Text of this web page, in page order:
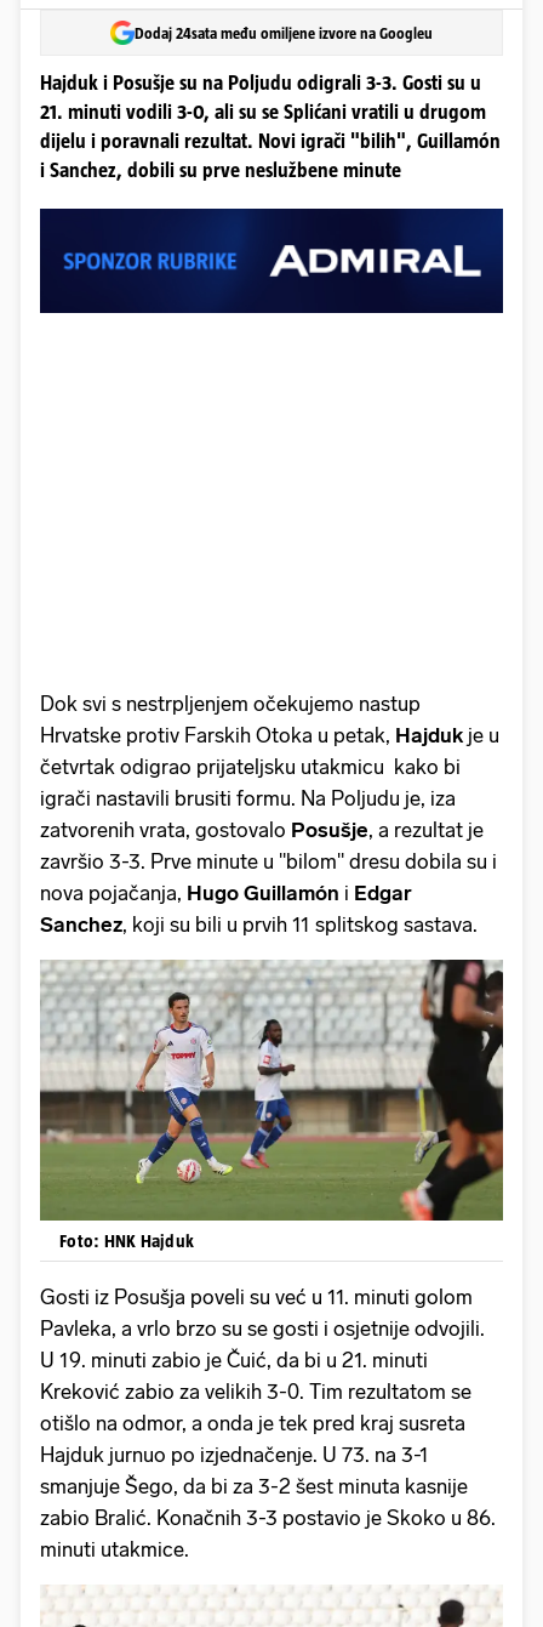
Dodaj 24sata među omiljene izvore na Googleu
Hajduk i Posušje su na Poljudu odigrali 3-3. Gosti su u
21. minuti vodili 3-0, ali su se Splićani vratili u drugom
dijelu i poravnali rezultat. Novi igrači "bilih", Guillamón
i Sanchez, dobili su prve neslužbene minute
Dok svi s nestrpljenjem očekujemo nastup
Hrvatske protiv Farskih Otoka u petak, Hajduk je u
četvrtak odigrao prijateljsku utakmicu kako bi
igrači nastavili brusiti formu. Na Poljudu je, iza
zatvorenih vrata, gostovalo Posušje, a rezultat je
završio 3-3. Prve minute u "bilom" dresu dobila su i
nova pojačanja, Hugo Guillamón i Edgar
Sanchez, koji su bili u prvih 11 splitskog sastava.
Foto: HNK Hajduk
Gosti iz Posušja poveli su već u 11. minuti golom
Pavleka, a vrlo brzo su se gosti i osjetnije odvojili.
U 19. minuti zabio je Čuić, da bi u 21. minuti
Kreković zabio za velikih 3-0. Tim rezultatom se
otišlo na odmor, a onda je tek pred kraj susreta
Hajduk jurnuo po izjednačenje. U 73. na 3-1
smanjuje Šego, da bi za 3-2 šest minuta kasnije
zabio Bralić. Konačnih 3-3 postavio je Skoko u 86.
minuti utakmice.